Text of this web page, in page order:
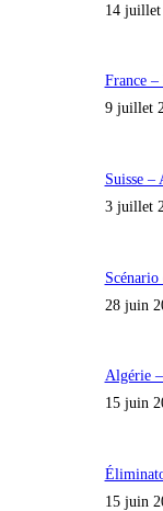
14 juillet
France
9 juillet
Suisse
3 juillet
28 juin
Algérie
15 juin
15 juin